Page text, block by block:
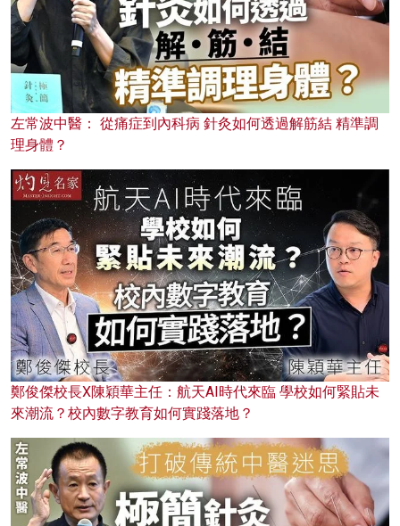
左常波中醫： 從痛症到內科病 針灸如何透過解筋結 精準調
理身體？
鄭俊傑校長X陳穎華主任：航天AI時代來臨 學校如何緊貼未
來潮流？校內數字教育如何實踐落地？